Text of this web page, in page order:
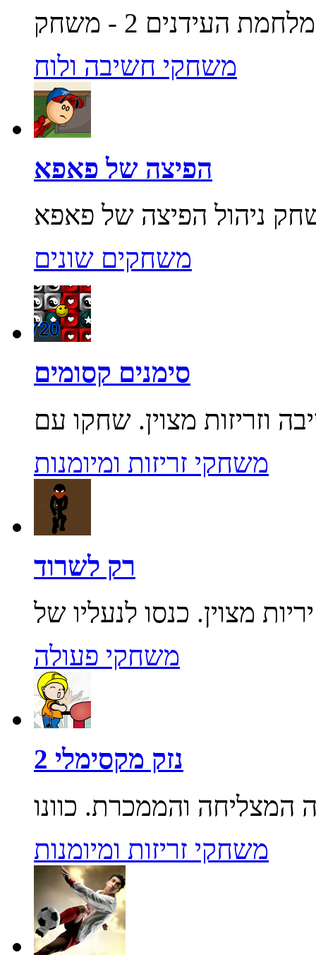
משחקי חשיבה ולוח
הפיצה של פאפא
משחקים שונים
סימנים קסומים
משחקי זריזות ומיומנות
רק לשרוד
משחקי פעולה
נזק מקסימלי 2
משחקי זריזות ומיומנות